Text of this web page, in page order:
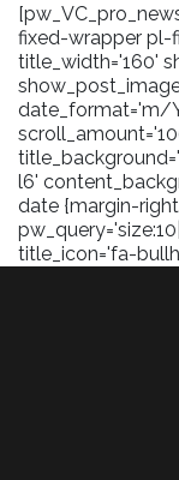
fixed-wrapper pl-
title_width='160'
date_format='m/
l6'
date {margin-
title_icon='fa-